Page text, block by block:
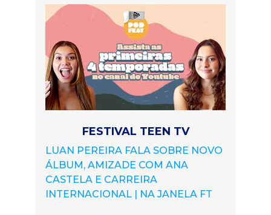
FESTIVAL TEEN TV
LUAN PEREIRA FALA SOBRE NOVO
ÁLBUM, AMIZADE COM ANA
CASTELA E CARREIRA
INTERNACIONAL | NA JANELA FT